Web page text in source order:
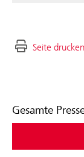
Gesamte
Seite drucken